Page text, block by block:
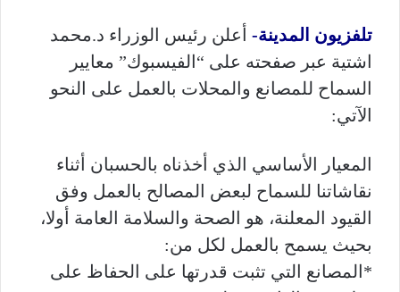
تلفزيون المدينة- أعلن رئيس الوزراء د.محمد
اشتية عبر صفحته على “الفيسبوك” معايير
السماح للمصانع والمحلات بالعمل على النحو
الآتي:
المعيار الأساسي الذي أخذناه بالحسبان أثناء
نقاشاتنا للسماح لبعض المصالح بالعمل وفق
القيود المعلنة، هو الصحة والسلامة العامة أولا،
بحيث يسمح بالعمل لكل من:
*المصانع التي تثبت قدرتها على الحفاظ على